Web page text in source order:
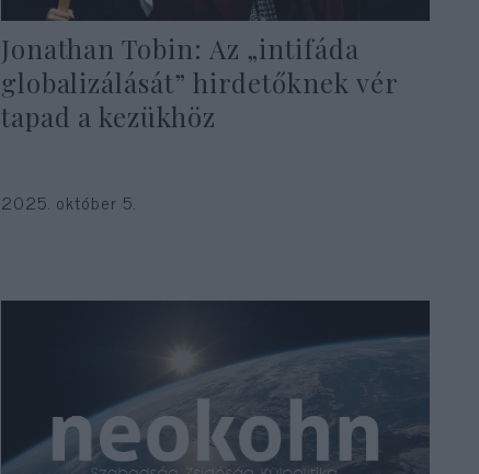
Jonathan Tobin: Az „intifáda
globalizálását” hirdetőknek vér
tapad a kezükhöz
2025. október 5.